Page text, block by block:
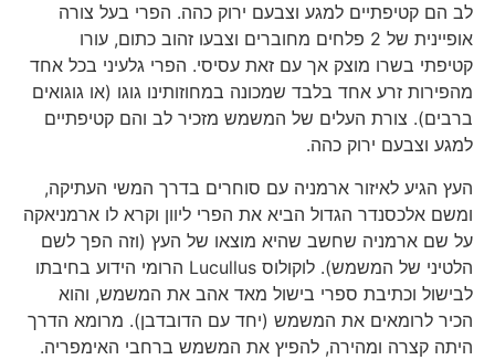
לב הם קטיפתיים למגע וצבעם ירוק כהה. הפרי בעל צורה
אופיינית של 2 פלחים מחוברים וצבעו זהוב כתום, עורו
קטיפתי בשרו מוצק אך עם זאת עסיסי. הפרי גלעיני בכל אחד
מהפירות זרע אחד בלבד שמכונה במחוזותינו גוגו (או גוגואים
ברבים). צורת העלים של המשמש מזכיר לב והם קטיפתיים
למגע וצבעם ירוק כהה.
העץ הגיע לאיזור ארמניה עם סוחרים בדרך המשי העתיקה,
ומשם אלכסנדר הגדול הביא את הפרי ליוון וקרא לו ארמניאקה
על שם ארמניה שחשב שהיא מוצאו של העץ (וזה הפך לשם
הלטיני של המשמש). לוקולוס Lucullus הרומי הידוע בחיבתו
לבישול וכתיבת ספרי בישול מאד אהב את המשמש, והוא
הכיר לרומאים את המשמש (יחד עם הדובדבן). מרומא הדרך
היתה קצרה ומהירה, להפיץ את המשמש ברחבי האימפריה.